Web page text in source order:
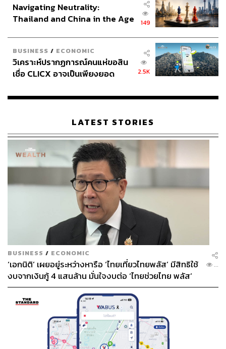
Navigating Neutrality:
Thailand and China in the Age
149
BUSINESS / ECONOMIC
วิเคราะห์ปรากฏการณ์คนแห่ขอสิน
เชื่อ CLICX อาจเป็นเพียงยอด
เรือนไทยที่ถูกซุกไว้
2.5K
LATEST STORIES
BUSINESS / ECONOMIC
‘เอกนิติ’ เผยอยู่ระหว่างหารือ ‘ไทยเที่ยวไทยพลัส’ มีสิทธิใช้
งบจากเงินกู้ 4 แสนล้าน มั่นใจงบต่อ ‘ไทยช่วยไทย พลัส’
เฟส 2 มีเพียงพอ
...